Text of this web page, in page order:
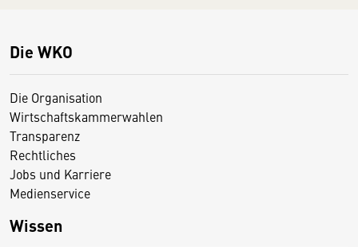
Die WKO
Die Organisation
Wirtschaftskammerwahlen
Transparenz
Rechtliches
Jobs und Karriere
Medienservice
Wissen